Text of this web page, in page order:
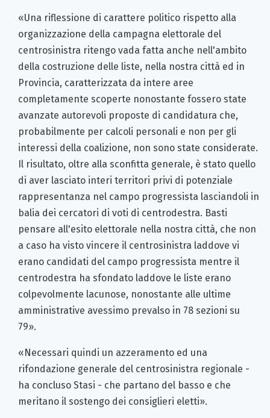
«Una riflessione di carattere politico rispetto alla
organizzazione della campagna elettorale del
centrosinistra ritengo vada fatta anche nell'ambito
della costruzione delle liste, nella nostra città ed in
Provincia, caratterizzata da intere aree
completamente scoperte nonostante fossero state
avanzate autorevoli proposte di candidatura che,
probabilmente per calcoli personali e non per gli
interessi della coalizione, non sono state considerate.
Il risultato, oltre alla sconfitta generale, è stato quello
di aver lasciato interi territori privi di potenziale
rappresentanza nel campo progressista lasciandoli in
balia dei cercatori di voti di centrodestra. Basti
pensare all'esito elettorale nella nostra città, che non
a caso ha visto vincere il centrosinistra laddove vi
erano candidati del campo progressista mentre il
centrodestra ha sfondato laddove le liste erano
colpevolmente lacunose, nonostante alle ultime
amministrative avessimo prevalso in 78 sezioni su
79».
«Necessari quindi un azzeramento ed una
rifondazione generale del centrosinistra regionale -
ha concluso Stasi - che partano del basso e che
meritano il sostengo dei consiglieri eletti».